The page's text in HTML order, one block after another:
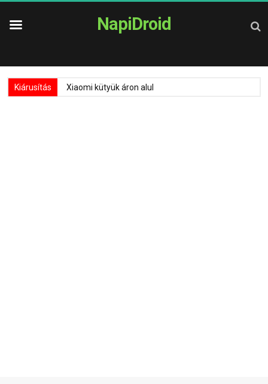
NapiDroid
Kiárusítás Xiaomi kütyük áron alul